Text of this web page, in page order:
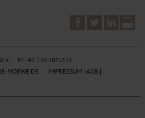
M +49 170 7815151
MOEWE.DE
IMPRESSUM | AGB |